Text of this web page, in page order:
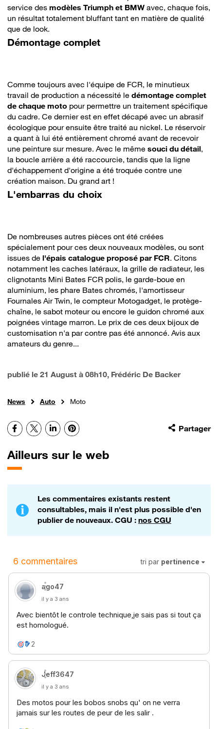
service des modèles Triumph et BMW avec, chaque fois,
un résultat totalement bluffant tant en matière de qualité
que de look.
Démontage complet
Comme toujours avec l'équipe de FCR, le minutieux
travail de production a nécessité le démontage complet
de chaque moto pour permettre un traitement spécifique
du cadre. Ce dernier est en effet décapé avec un abrasif
écologique pour ensuite être traité au nickel. Le réservoir
a quant à lui été entièrement chromé avant de recevoir
une peinture sur mesure. Avec le même souci du détail,
la boucle arrière a été raccourcie, tandis que la ligne
d'échappement d'origine a été troquée contre une
création maison. Du grand art !
L'embarras du choix
De nombreuses autres pièces ont été créées
spécialement pour ces deux nouveaux modèles, ou sont
issues de l'épais catalogue proposé par FCR. Citons
notamment les caches latéraux, la grille de radiateur, les
clignotants Mini Bates FCR polis, le garde-boue en
aluminium, les phare Bates chromés, l'amortisseur
Fournales Air Twin, le compteur Motogadget, le protège-
chaîne, le sabot moteur ou encore le guidon chromé aux
poignées vintage marron. Le prix de ces deux bijoux de
customisation n'a par contre pas été annoncé. Avis aux
amateurs du genre...
publié le 21 August à 08h10, Frédéric De Backer
News Auto Moto
Partager
Facebook
X LinkedInPinterest
Ailleurs sur le web
Les commentaires existants restent
consultables, mais il n'est plus possible d'en
publier de nouveaux. CGU : nos CGU